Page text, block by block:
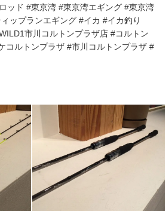
ッド #東京湾 #東京湾エギング #東京湾
ップランエギング #イカ #イカ釣り
市川コルトンプラザ店 #コルトン
コルトンプラザ #市川コルトンプラザ #